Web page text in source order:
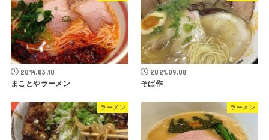
2014.03.10
まことやラーメン
2021.09.08
そば作
ラーメン ラーメン